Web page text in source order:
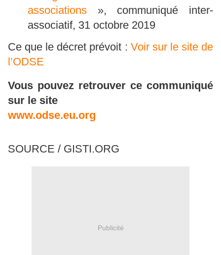
associations », communiqué inter-
associatif, 31 octobre 2019
Ce que le décret prévoit : Voir sur le site de
l’ODSE
Vous pouvez retrouver ce communiqué
sur le site
www.odse.eu.org
SOURCE / GISTI.ORG
Publicité